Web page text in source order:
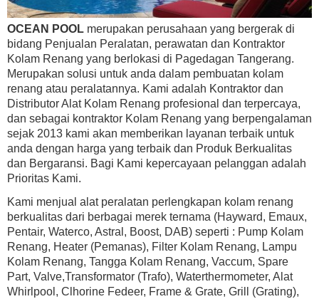
OCEAN POOL merupakan perusahaan yang bergerak di
bidang Penjualan Peralatan, perawatan dan Kontraktor
Kolam Renang yang berlokasi di Pagedagan Tangerang.
Merupakan solusi untuk anda dalam pembuatan kolam
renang atau peralatannya. Kami adalah Kontraktor dan
Distributor Alat Kolam Renang profesional dan terpercaya,
dan sebagai kontraktor Kolam Renang yang berpengalaman
sejak 2013 kami akan memberikan layanan terbaik untuk
anda dengan harga yang terbaik dan Produk Berkualitas
dan Bergaransi. Bagi Kami kepercayaan pelanggan adalah
Prioritas Kami.
Kami menjual alat peralatan perlengkapan kolam renang
berkualitas dari berbagai merek ternama (Hayward, Emaux,
Pentair, Waterco, Astral, Boost, DAB) seperti : Pump Kolam
Renang, Heater (Pemanas), Filter Kolam Renang, Lampu
Kolam Renang, Tangga Kolam Renang, Vaccum, Spare
Part, Valve,Transformator (Trafo), Waterthermometer, Alat
Whirlpool, Clhorine Fedeer, Frame & Grate, Grill (Grating),